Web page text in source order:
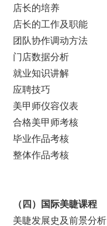
店长的培养
店长的工作及职能
团队协作调动方法
门店数据分析
就业知识讲解
应聘技巧
美甲师仪容仪表
合格美甲师考核
毕业作品考核
整体作品考核
（ 四 ）
国际美睫课程
美睫发展史及前景分析